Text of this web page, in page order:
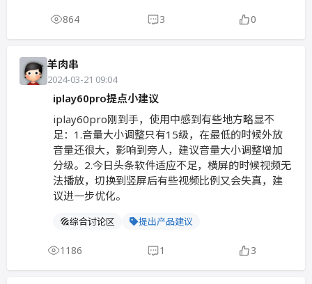
864 3 0
羊肉串
2024-03-21 09:04
iplay60pro提点小建议
iplay60pro刚到手，使用中感到有些地方略显不
足：1.音量大小调整只有15级，在最低的时候外放
音量还很大，影响到旁人，建议音量大小调整增加
分级。2.今日头条软件适应不足，横屏的时候视频无
法播放，切换到竖屏后有些视频比例又会失真，建
议进一步优化。
综合讨论区 提出产品建议
1186 1 3